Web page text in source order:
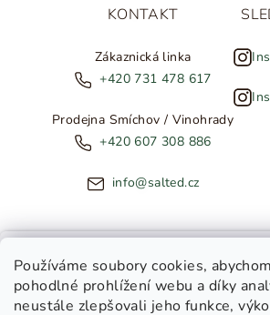
Používáme soubory cookies,
pohodlné prohlížení webu a díky
neustále zlepšovali jeho funkce,
KONTAKT
Zákaznická linka
+420 731 478 617
Prodejna Smíchov / Vinohrady
+420 607 308 886
info@salted.cz
Copyright 2026SALTED. Všechna
NOVINKY ZE SALTED